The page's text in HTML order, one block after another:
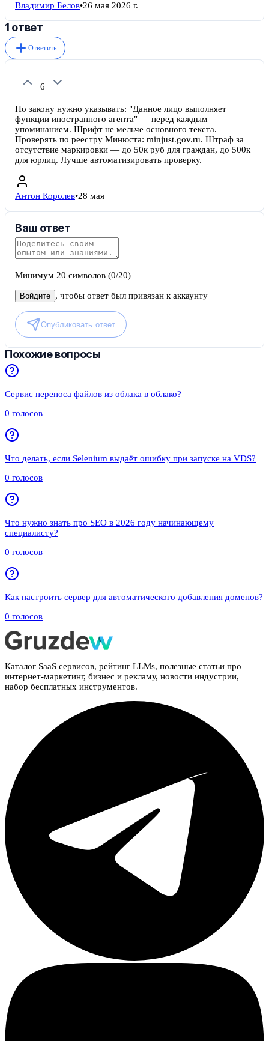
Владимир Белов•26 мая 2026 г.
1 ответ
Ответить
6
По закону нужно указывать: "Данное лицо выполняет
функции иностранного агента" — перед каждым
упоминанием. Шрифт не мельче основного текста.
Проверять по реестру Минюста: minjust.gov.ru. Штраф за
отсутствие маркировки — до 50к руб для граждан, до 500к
для юрлиц. Лучше автоматизировать проверку.
Антон Королев•28 мая
Ваш ответ
Минимум 20 символов (0/20)
Войдите , чтобы ответ был привязан к аккаунту
Опубликовать ответ
Похожие вопросы
Сервис переноса файлов из облака в облако?
0 голосов
Что делать, если Selenium выдаёт ошибку при запуске на VDS?
0 голосов
Что нужно знать про SEO в 2026 году начинающему
специалисту?
0 голосов
Как настроить сервер для автоматического добавления доменов?
0 голосов
Каталог SaaS сервисов, рейтинг LLMs, полезные статьи про
интернет-маркетинг, бизнес и рекламу, новости индустрии,
набор бесплатных инструментов.